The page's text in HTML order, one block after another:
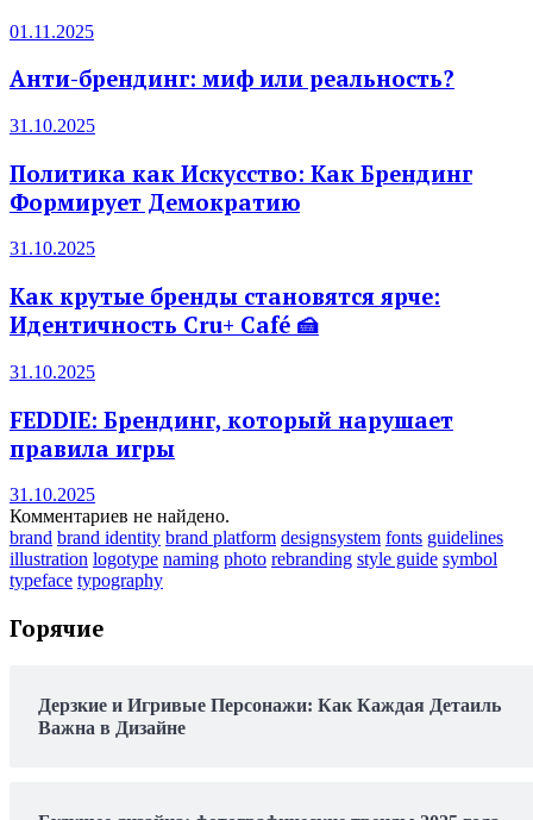
01.11.2025
Анти-брендинг: миф или реальность?
31.10.2025
Политика как Искусство: Как Брендинг
Формирует Демократию
31.10.2025
Как крутые бренды становятся ярче:
Идентичность Cru+ Café 🍰
31.10.2025
FEDDIE: Брендинг, который нарушает
правила игры
31.10.2025
Комментариев не найдено.
brand brand identity brand platform designsystem fonts guidelines
illustration logotype naming photo rebranding style guide symbol
typeface typography
Горячие
Дерзкие и Игривые Персонажи: Как Каждая Детаиль
Важна в Дизайне